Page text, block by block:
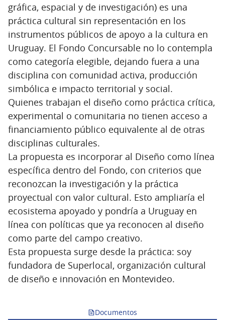
gráfica, espacial y de investigación) es una
práctica cultural sin representación en los
instrumentos públicos de apoyo a la cultura en
Uruguay. El Fondo Concursable no lo contempla
como categoría elegible, dejando fuera a una
disciplina con comunidad activa, producción
simbólica e impacto territorial y social.
Quienes trabajan el diseño como práctica crítica,
experimental o comunitaria no tienen acceso a
financiamiento público equivalente al de otras
disciplinas culturales.
La propuesta es incorporar al Diseño como línea
específica dentro del Fondo, con criterios que
reconozcan la investigación y la práctica
proyectual con valor cultural. Esto ampliaría el
ecosistema apoyado y pondría a Uruguay en
línea con políticas que ya reconocen al diseño
como parte del campo creativo.
Esta propuesta surge desde la práctica: soy
fundadora de Superlocal, organización cultural
de diseño e innovación en Montevideo.
Documentos